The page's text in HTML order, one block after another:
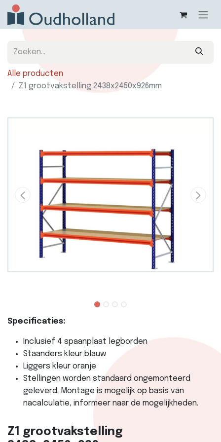
Alle producten
Z1 grootvakstelling 2438x2450x926mm
Specificaties:
Inclusief 4 spaanplaat legborden
Staanders kleur blauw
Liggers kleur oranje
Stellingen worden standaard ongemonteerd
geleverd. Montage is mogelijk op basis van
nacalculatie, informeer naar de mogelijkheden.
Z1 grootvakstelling